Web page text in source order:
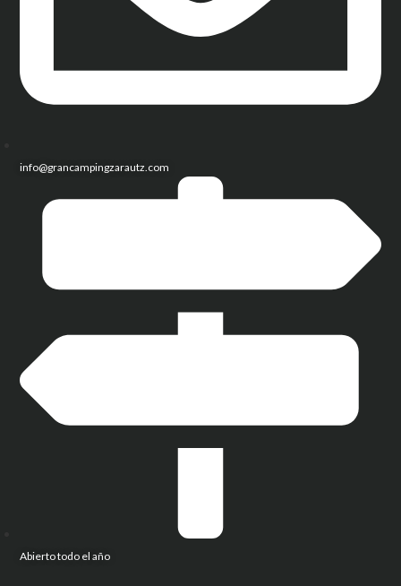
info@grancampingzarautz.com
Abierto todo el año